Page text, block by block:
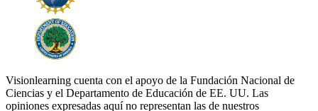
Visionlearning cuenta con el apoyo de la Fundación Nacional de
Ciencias y el Departamento de Educación de EE. UU. Las
opiniones expresadas aquí no representan las de nuestros